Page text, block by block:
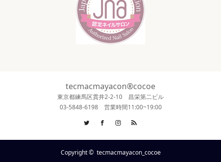
tecmacmayacon®cocoe
東京都練馬区貫井2-2-10 昌栄第二ビル
03-5848-6198 営業時間11:00~19:00
Twitter FacebookInstagram
Copyright © tecmacmayacon_cocoe